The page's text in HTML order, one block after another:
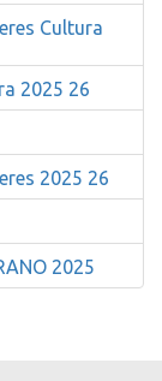
Cultura
2025 26
2025 26
2025